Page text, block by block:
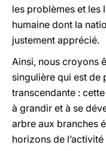
les problèmes et les
humaine dont la
justement apprécié.
Ainsi, nous croyons
singulière qui est de
transcendante :
à grandir et à se
arbre aux branches
horizons de